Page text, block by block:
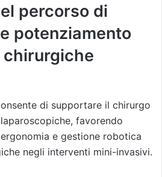
percorso di
potenziamento
di supportare il chirurgo
favorendo
e gestione robotica
negli interventi mini-invasivi.